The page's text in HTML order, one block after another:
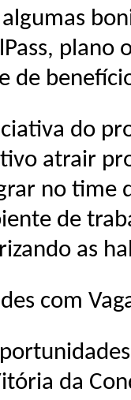
plano
de
do
atrair
no time
de
as
com
da